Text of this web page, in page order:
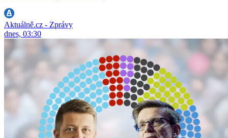
Aktuálně.cz - Zprávy
dnes, 03:30